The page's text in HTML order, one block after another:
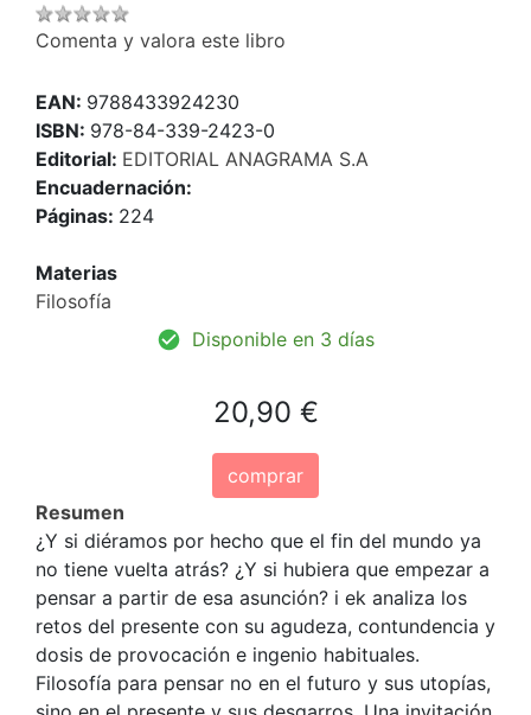
Comenta y valora este libro
EAN: 9788433924230
ISBN: 978-84-339-2423-0
Editorial: EDITORIAL ANAGRAMA S.A
Encuadernación:
Páginas: 224
Materias
Filosofía
Disponible en 3 días
20,90 €
comprar
Resumen
¿Y si diéramos por hecho que el fin del mundo ya
no tiene vuelta atrás? ¿Y si hubiera que empezar a
pensar a partir de esa asunción? i ek analiza los
retos del presente con su agudeza, contundencia y
dosis de provocación e ingenio habituales.
Filosofía para pensar no en el futuro y sus utopías,